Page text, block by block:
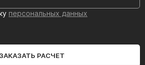
персональных данных
ЗАКАЗАТЬ РАСЧЕТ